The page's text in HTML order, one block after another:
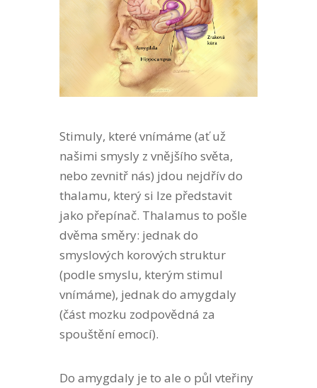
Stimuly, které vnímáme (ať už
našimi smysly z vnějšího světa,
nebo zevnitř nás) jdou nejdřív do
thalamu, který si lze představit
jako přepínač. Thalamus to pošle
dvěma směry: jednak do
smyslových korových struktur
(podle smyslu, kterým stimul
vnímáme), jednak do amygdaly
(část mozku zodpovědná za
spouštění emocí).
Do amygdaly je to ale o půl vteřiny